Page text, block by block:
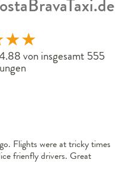
★★
von insgesamt 555
Flights were at tricky times
frienfly drivers. Great